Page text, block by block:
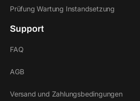
Prüfung Wartung Instandsetzung
Support
FAQ
AGB
Versand und Zahlungsbedingungen